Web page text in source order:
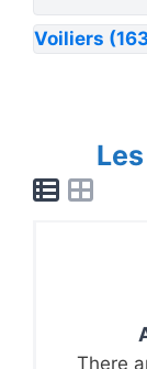
Voiliers
There